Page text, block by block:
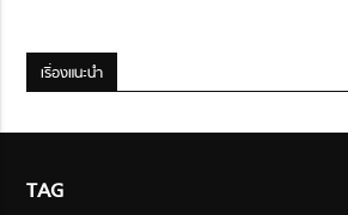
เรื่องแนะนำ
TAG